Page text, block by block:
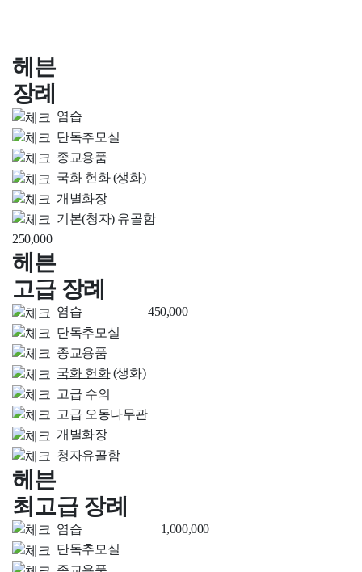
헤븐
장례
염습
단독추모실
종교용품
국화 헌화 (생화)
개별화장
기본(청자) 유골함
250,000
헤븐
고급 장례
염습
단독추모실
종교용품
국화 헌화 (생화)
고급 수의
고급 오동나무관
개별화장
청자유골함
450,000
헤븐
최고급 장례
염습
단독추모실
1,000,000